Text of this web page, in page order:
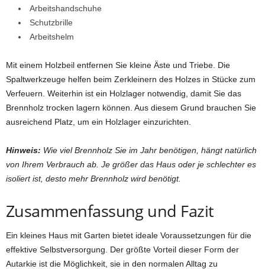
Arbeitshandschuhe
Schutzbrille
Arbeitshelm
Mit einem Holzbeil entfernen Sie kleine Äste und Triebe. Die
Spaltwerkzeuge helfen beim Zerkleinern des Holzes in Stücke zum
Verfeuern. Weiterhin ist ein Holzlager notwendig, damit Sie das
Brennholz trocken lagern können. Aus diesem Grund brauchen Sie
ausreichend Platz, um ein Holzlager einzurichten.
Hinweis: Wie viel Brennholz Sie im Jahr benötigen, hängt natürlich
von Ihrem Verbrauch ab. Je größer das Haus oder je schlechter es
isoliert ist, desto mehr Brennholz wird benötigt.
Zusammenfassung und Fazit
Ein kleines Haus mit Garten bietet ideale Voraussetzungen für die
effektive Selbstversorgung. Der größte Vorteil dieser Form der
Autarkie ist die Möglichkeit, sie in den normalen Alltag zu